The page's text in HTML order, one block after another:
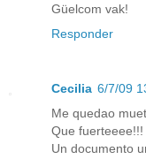
Güelcom vak!
Responder
Cecilia 6/7/09
Me quedao
Que fuerteeee!!!
Un documento